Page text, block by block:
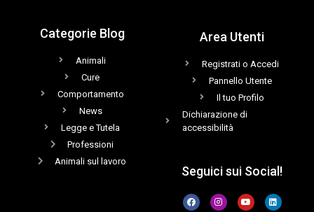
Categorie Blog
Animali
Cure
Comportamento
News
Legge e Tutela
Professioni
Animali sul lavoro
Area Utenti
Registrati o Accedi
Pannello Utente
Il tuo Profilo
Dichiarazione di
accessibilità
Seguici sui Social!